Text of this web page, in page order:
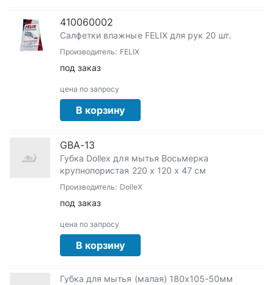
410060002
Салфетки влажные FELIX для рук 20 шт.
Производитель: FELIX
под заказ
цена по запросу
В корзину
GBA-13
Губка Dollex для мытья Восьмерка
крупнопористая 220 х 120 х 47 см
Производитель: DolleX
под заказ
цена по запросу
В корзину
Губка для мытья (малая) 180x105-50мм